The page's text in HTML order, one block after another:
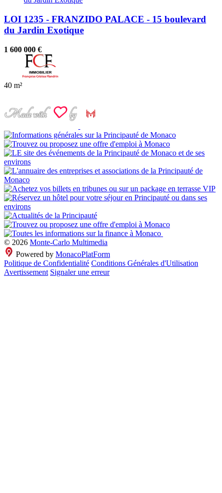
LOI 1235 - FRANZIDO PALACE - 15 boulevard
du Jardin Exotique
1 600 000 €
40 m²
© 2026 Monte-Carlo Multimedia
Powered by MonacoPlatForm
Politique de Confidentialité Conditions Générales d'Utilisation
Avertissement Signaler une erreur